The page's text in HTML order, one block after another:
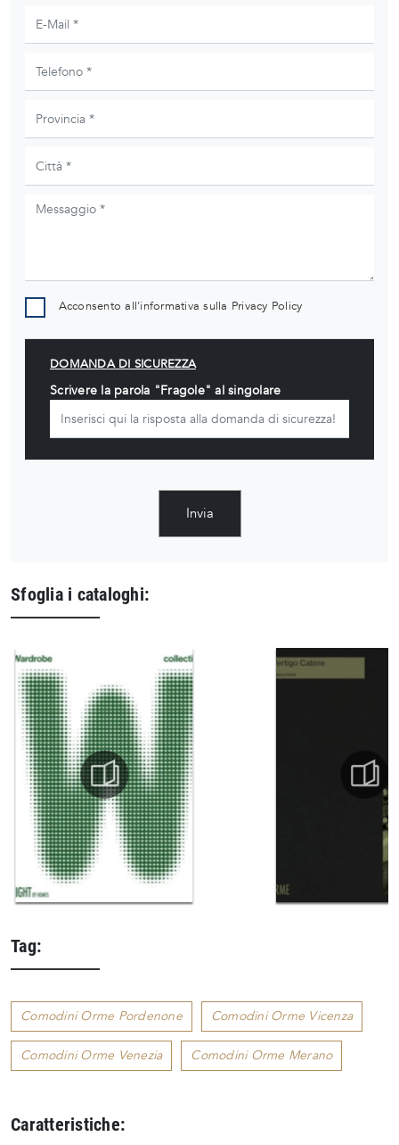
Acconsento all'informativa sulla Privacy Policy
DOMANDA DI SICUREZZA
Scrivere la parola "Fragole" al singolare
Invia
Sfoglia i cataloghi:
Tag:
Comodini Orme Pordenone Comodini Orme Vicenza
Comodini Orme Venezia Comodini Orme Merano
Caratteristiche: